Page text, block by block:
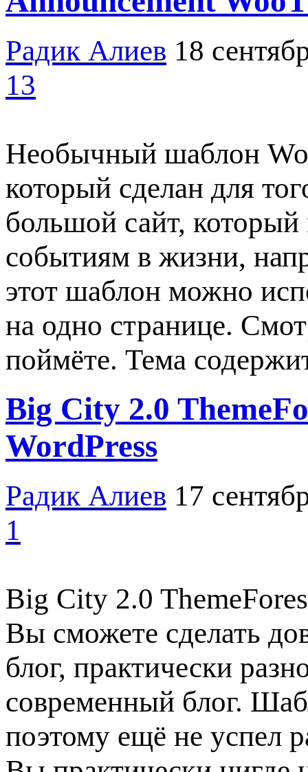
Радик Алиев 18
13
Необычный шаблон
который сделан для
большой сайт,
событиям в жизни,
этот шаблон можно
на одно странице.
поймёте. Тема
Big City 2.0
WordPress
Радик Алиев 17
1
Big City 2.0
Вы сможете сделать
блог, практически
современный блог.
поэтому ещё не успел